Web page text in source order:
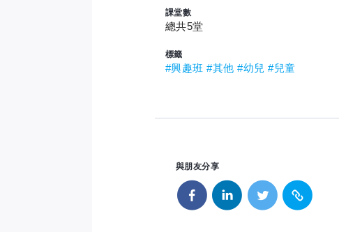
課堂數
總共5堂
標籤
#興趣班 #其他 #幼兒 #兒童
與朋友分享